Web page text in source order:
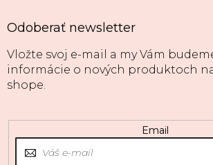
Odoberať newsletter
Vložte svoj e-mail a my Vám
informácie o nových produktoch
shope.
Email